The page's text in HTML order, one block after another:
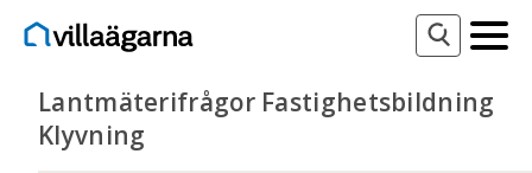
Lantmäterifrågor Fastighetsbildning
Klyvning